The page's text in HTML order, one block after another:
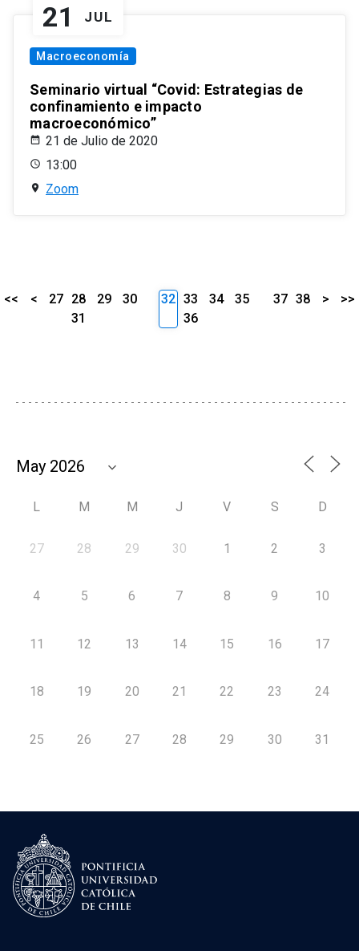
21 JUL
Macroeconomía
Seminario virtual “Covid: Estrategias de
confinamiento e impacto
macroeconómico”
21 de Julio de 2020
13:00
Zoom
<< < 27 28 29
30
31
32 33 34
35
36
37 38 > >>
L M M J V S D
27 28 29 30 1 2 3
4 5 6 7 8 9 10
11 12 13 14 15 16 17
18 19 20 21 22 23 24
25 26 27 28 29 30 31